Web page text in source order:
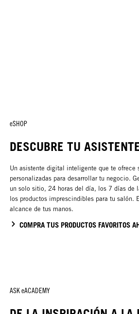
eSHOP
DESCUBRE TU
Un asistente digital inteligente que te ofrece
personalizadas para desarrollar tu negocio.
un solo sitio, 24 horas del día, los 7 días de
los productos imprescindibles para tu salón.
alcance de tus manos.
COMPRA TUS PRODUCTOS FAVORITOS
ASK eACADEMY